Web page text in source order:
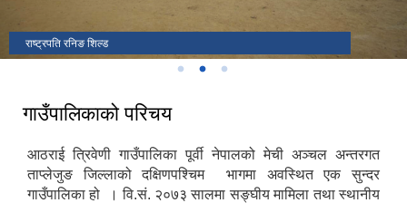
फुलबारी स्वास्थ्य चौकी उदघाटन गर्दै
राष्ट्रपति रनिङ शिल्ड
उदघाटन कार्यक्रममा जि.स.स प्रमुख सहित आठराई त्रिवेणी गाउँपालिका पदाधिकारी
गाउँपालिकाको परिचय
आठराई त्रिवेणी गाउँपालिका पूर्वी नेपालको मेची अञ्चल अन्तरगत
ताप्लेजुङ जिल्लाको दक्षिणपश्चिम भागमा अवस्थित एक सुन्दर
गाउँपालिका हो । वि.सं. २०७३ सालमा सङ्घीय मामिला तथा स्थानीय